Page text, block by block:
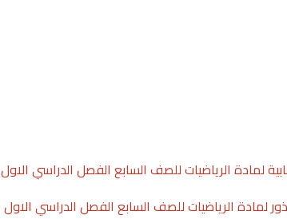
لمادة الرياضيات للصف السابع الفصل الدراسي الاول
لمادة الرياضيات للصف السابع الفصل الدراسي الاول